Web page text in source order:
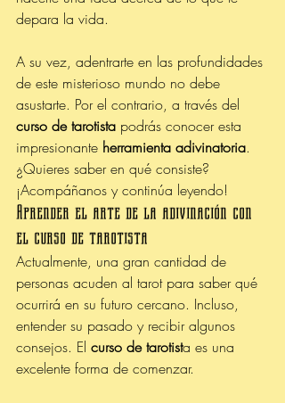
depara la vida.
A su vez, adentrarte en las profundidades
de este misterioso mundo no debe
asustarte. Por el contrario, a través del
curso de tarotista podrás conocer esta
impresionante herramienta adivinatoria.
¿Quieres saber en qué consiste?
¡Acompáñanos y continúa leyendo!
Aprender el arte de la adivinación con
el curso de tarotista
Actualmente, una gran cantidad de
personas acuden al tarot para saber qué
ocurrirá en su futuro cercano. Incluso,
entender su pasado y recibir algunos
consejos. El curso de tarotista es una
excelente forma de comenzar.